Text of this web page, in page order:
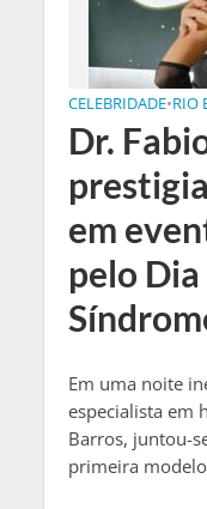
CELEBRIDADE•RIO
Dr.
em
pelo
Em uma noite
especialista em
Barros, juntou-
primeira